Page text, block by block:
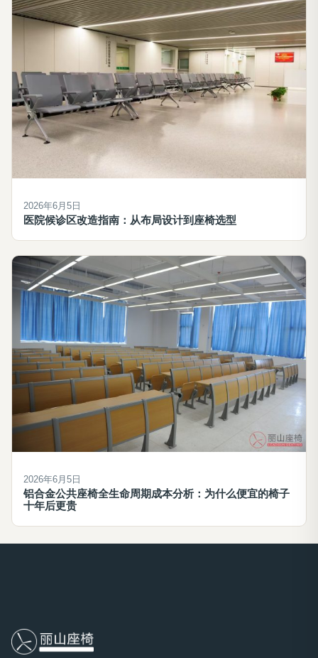
2026年6月5日
医院候诊区改造指南：从布局设计到座椅选型
2026年6月5日
铝合金公共座椅全生命周期成本分析：为什么便宜的椅子
十年后更贵